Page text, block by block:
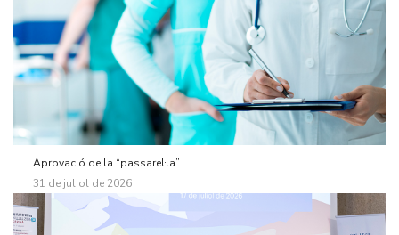
Aprovació de la “passarel·la”...
31 de juliol de 2026